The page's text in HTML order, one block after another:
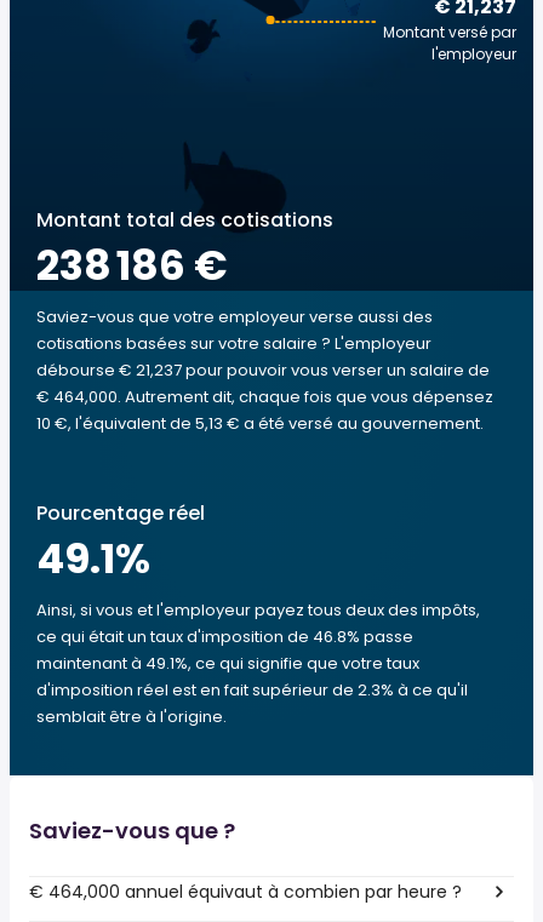
€ 21,237
Montant versé par
l'employeur
Montant total des cotisations
238 186 €
Saviez-vous que votre employeur verse aussi des
cotisations basées sur votre salaire ? L'employeur
débourse € 21,237 pour pouvoir vous verser un salaire de
€ 464,000. Autrement dit, chaque fois que vous dépensez
10 €, l'équivalent de 5,13 € a été versé au gouvernement.
Pourcentage réel
49.1%
Ainsi, si vous et l'employeur payez tous deux des impôts,
ce qui était un taux d'imposition de 46.8% passe
maintenant à 49.1%, ce qui signifie que votre taux
d'imposition réel est en fait supérieur de 2.3% à ce qu'il
semblait être à l'origine.
Saviez-vous que ?
€ 464,000 annuel équivaut à combien par heure ?